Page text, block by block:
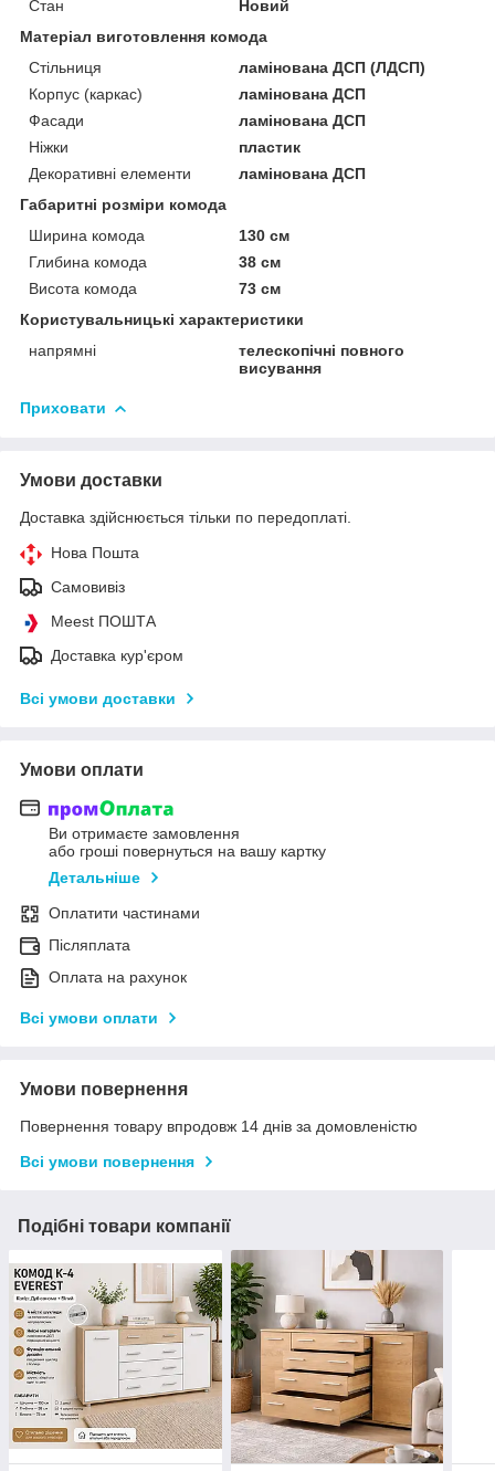
Стан
Новий
Матеріал виготовлення комода
Стільниця
ламінована ДСП (ЛДСП)
Корпус (каркас)
ламінована ДСП
Фасади
ламінована ДСП
Ніжки
пластик
Декоративні елементи
ламінована ДСП
Габаритні розміри комода
Ширина комода
130 см
Глибина комода
38 см
Висота комода
73 см
Користувальницькі характеристики
напрямні
телескопічні повного
висування
Приховати
Умови доставки
Доставка здійснюється тільки по передоплаті.
Нова Пошта
Самовивіз
Meest ПОШТА
Доставка кур'єром
Всі умови доставки
Умови оплати
Ви отримаєте замовлення
або гроші повернуться на вашу картку
Детальніше
Оплатити частинами
Післяплата
Оплата на рахунок
Всі умови оплати
Умови повернення
Повернення товару впродовж 14 днів за домовленістю
Всі умови повернення
Подібні товари компанії